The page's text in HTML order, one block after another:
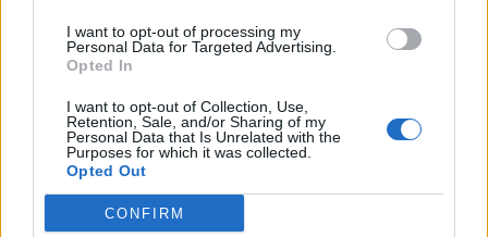
I want to opt-out of processing my
Personal Data for Targeted Advertising.
Opted In
I want to opt-out of Collection, Use,
Retention, Sale, and/or Sharing of my
Personal Data that Is Unrelated with the
Purposes for which it was collected.
Opted Out
CONFIRM
sortie gratuite montpellier,que faire à Montpellier ce week
À LIRE AUSSI...